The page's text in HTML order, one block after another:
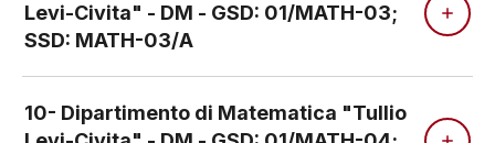
Levi-Civita" - DM - GSD: 01/MATH-03;
SSD: MATH-03/A
10- Dipartimento di Matematica "Tullio